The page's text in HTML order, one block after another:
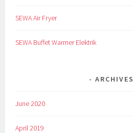
SEWA Air Fryer
SEWA Buffet Warmer Elektrik
ARCHIVES
June 2020
April 2019